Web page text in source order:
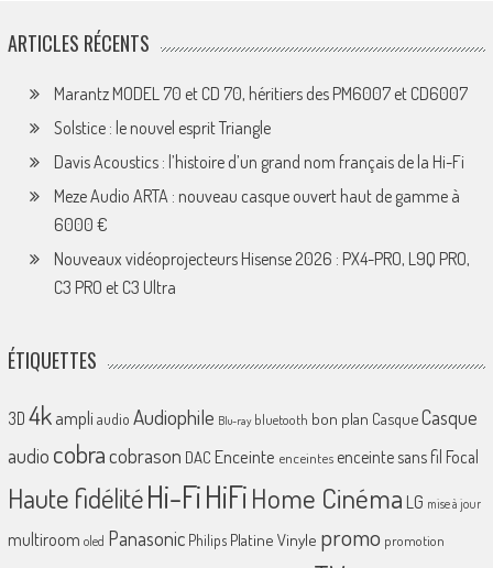
ARTICLES RÉCENTS
Marantz MODEL 70 et CD 70, héritiers des PM6007 et CD6007
Solstice : le nouvel esprit Triangle
Davis Acoustics : l’histoire d’un grand nom français de la Hi-Fi
Meze Audio ARTA : nouveau casque ouvert haut de gamme à
6000 €
Nouveaux vidéoprojecteurs Hisense 2026 : PX4-PRO, L9Q PRO,
C3 PRO et C3 Ultra
ÉTIQUETTES
3D 4k ampliaudio Audiophile Blu-ray bluetooth bon plan CasqueCasque
audio cobracobrason DAC Enceinte enceintes enceinte sans fil Focal
Haute fidélitéHi-FiHiFiHome Cinéma LG mise à jour
multiroom oled Panasonic Philips Platine Vinyle promo promotion